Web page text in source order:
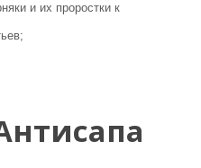
и их проростки к
рабочего раствора без